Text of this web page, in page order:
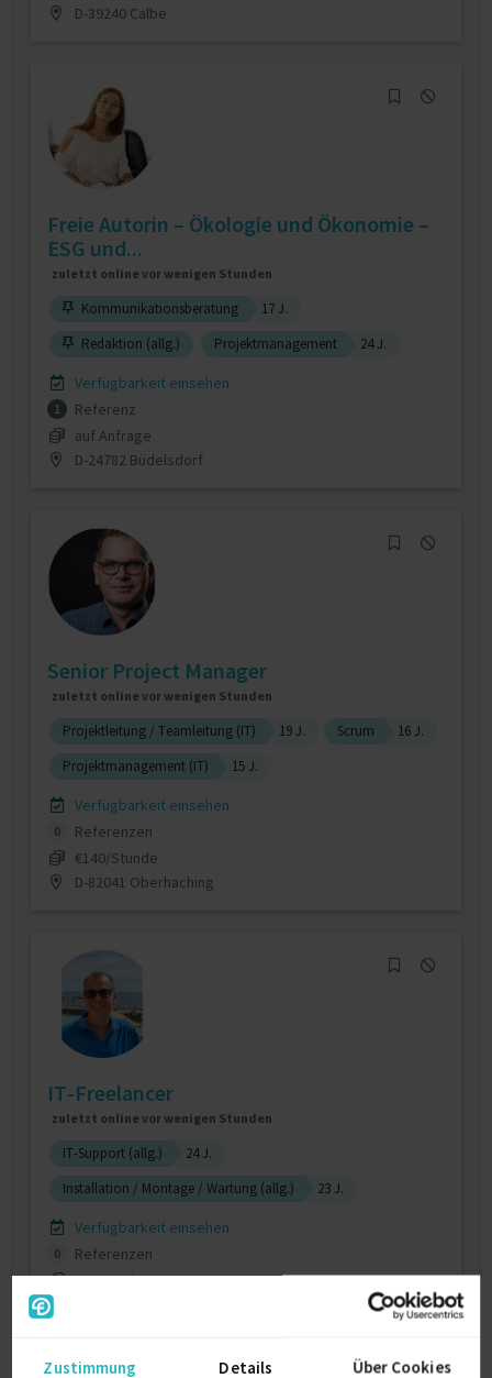
Zustimmung Details Über Cookies
D-39240 Calbe
Freie Autorin – Ökologie und Ökonomie –
ESG und...
zuletzt online vor wenigen Stunden
Kommunikationsberatung
17 J.
Redaktion (allg.)
Projektmanagement 24 J.
Verfügbarkeit einsehen
1
Referenz
auf Anfrage
D-24782 Büdelsdorf
Senior Project Manager
zuletzt online vor wenigen Stunden
Projektleitung / Teamleitung (IT) 19 J. Scrum
16 J.
Projektmanagement (IT)
15 J.
Verfügbarkeit einsehen
0
Referenzen
€140/Stunde
D-82041 Oberhaching
IT-Freelancer
zuletzt online vor wenigen Stunden
IT-Support (allg.)
24 J.
Installation / Montage / Wartung (allg.)
23 J.
Verfügbarkeit einsehen
0
Referenzen
€1/Stunde